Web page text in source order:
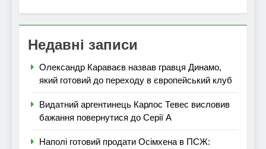
Недавні записи
Олександр Караваєв назвав гравця Динамо,
який готовий до переходу в європейський клуб
Видатний аргентинець Карлос Тевес висловив
бажання повернутися до Серії А
Наполі готовий продати Осімхена в ПСЖ: